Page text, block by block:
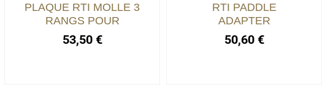
PLAQUE RTI MOLLE 3
RANGS POUR
53,50 €
RTI PADDLE
ADAPTER
50,60 €